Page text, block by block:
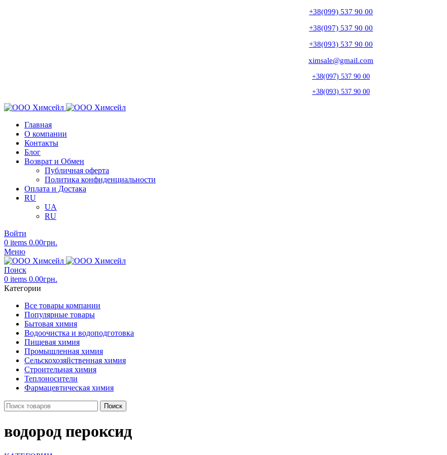
+38(099) 537 90 00
+38(097) 537 90 00
+38(093) 537 90 00
ximsale@gmail.com
+38(097) 537 90 00
+38(093) 537 90 00
Главная
О компании
Контакты
Блог
Возврат и Обмен
Публичная оферта
Политика конфиденциальности
Оплата и Достака
RU
UA
RU
Войти
0 items 0.00грн.
Меню
Поиск
0 items 0.00грн.
Категории
Все товары компании
Популярные товары
Бытовая химия
Водоочистка и водоподготовка
Пищевая химия
Промышленная химия
Сельскохозяйственная химия
Строительная химия
Теплоносители
Фармацевтическая химия
Поиск
водород пероксид